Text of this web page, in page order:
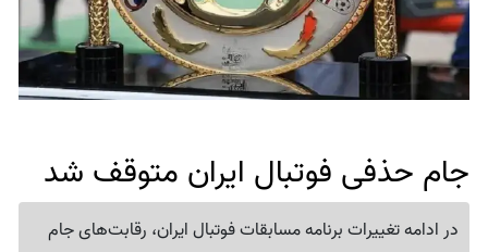
جام حذفی فوتبال ایران متوقف شد
در ادامه تغییرات برنامه مسابقات فوتبال ایران، رقابت‌های جام